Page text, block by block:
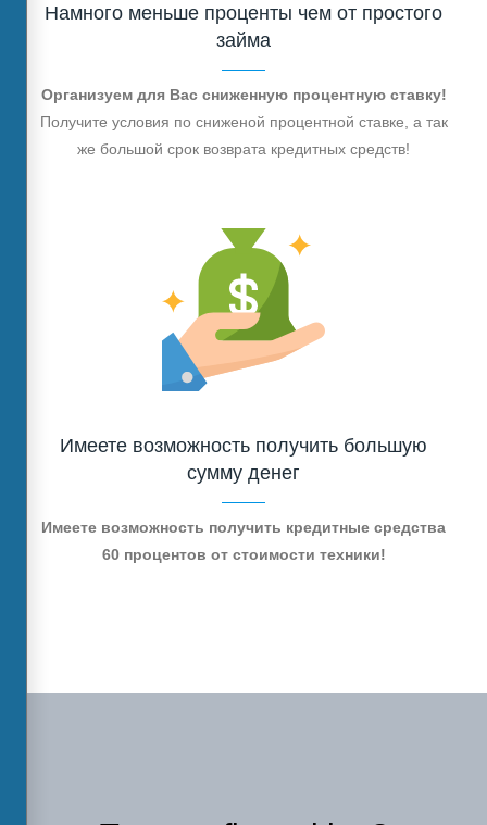
Намного меньше проценты чем от простого
займа
Организуем для Вас сниженную процентную ставку!
Получите условия по сниженой процентной ставке, а так
же большой срок возврата кредитных средств!
Имеете возможность получить большую
сумму денег
Имеете возможность получить кредитные средства
60 процентов от стоимости техники!